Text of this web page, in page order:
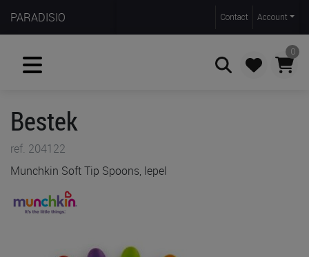
PARADISIO Contact Account
0
Bestek
ref. 204122
Munchkin Soft Tip Spoons, lepel